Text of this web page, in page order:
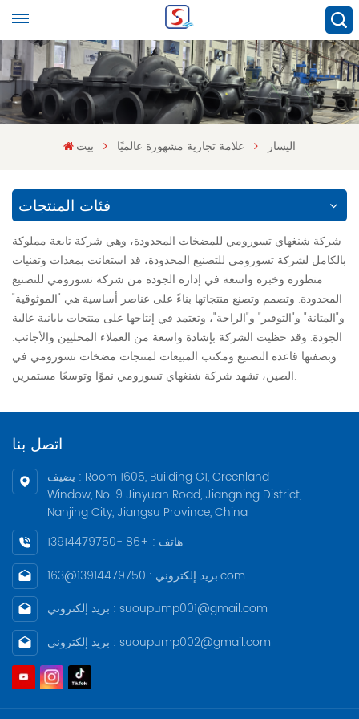
بيت علامة تجارية مشهورة عالميًا اليسار
فئات المنتجات
شركة شنغهاي تسورومي للمضخات المحدودة، وهي شركة تابعة مملوكة
بالكامل لشركة تسورومي للتصنيع المحدودة، قد استعانت بمعدات وتقنيات
متطورة وخبرة واسعة في إدارة الجودة من شركة تسورومي للتصنيع
المحدودة. وتصمم وتصنع منتجاتها بناءً على عناصر أساسية هي "الموثوقية"
و"المتانة" و"التوفير" و"الراحة"، وتعتمد في إنتاجها على منتجات يابانية عالية
الجودة. وقد حظيت الشركة بإشادة واسعة من العملاء المحليين والأجانب.
وبصفتها قاعدة التصنيع ومكتب المبيعات لمنتجات مضخات تسورومي في
الصين، تشهد شركة شنغهاي تسورومي نموًا وتوسعًا مستمرين.
اتصل بنا
يضيف : Room 1605, Building G1, Greenland
Window, No. 9 Jinyuan Road, Jiangning District,
Nanjing City, Jiangsu Province, China
هاتف : +86 -13914479750
بريد إلكتروني : 13914479750@163.com
بريد إلكتروني : suoupump001@gmail.com
بريد إلكتروني : suoupump002@gmail.com